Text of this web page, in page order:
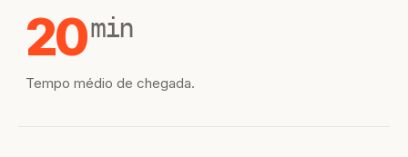
20min
Tempo médio de chegada.